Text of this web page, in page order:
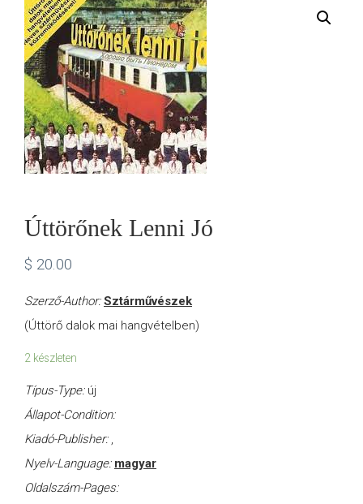
SHOP
KAPCSOLAT
CONTACT
US
Úttörőnek Lenni Jó
$ 20.00
Szerző-Author:Sztárművészek
(Úttörő dalok mai hangvételben)
2 készleten
Típus-Type: új
Állapot-Condition:
Kiadó-Publisher: ,
Nyelv-Language: magyar
Oldalszám-Pages: